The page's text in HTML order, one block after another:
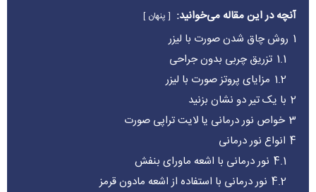
آنچه در این مقاله می‌خوانید: پنهان
1 روش چاق شدن صورت با لیزر
1.1 تزریق چربی بدون جراحی
1.2 مزایای پروتز صورت با لیزر
2 با یک تیر دو نشان بزنید
3 خواص نور درمانی یا لایت تراپی صورت
4 انواع نور درمانی
4.1 نور درمانی با اشعه ماورای بنفش
4.2 نور درمانی با استفاده از اشعه مادون قرمز